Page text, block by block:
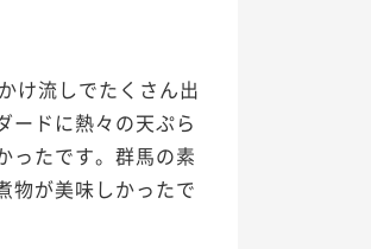
け流しでたくさん出
ードに熱々の天ぷら
ったです。群馬の素
物が美味しかったで